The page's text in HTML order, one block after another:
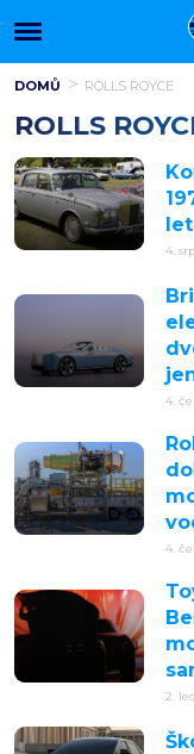
DOMŮ ROLLS ROYCE
ROLLS
4.
4.
4.
2.